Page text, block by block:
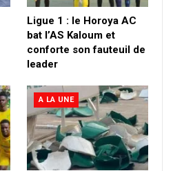
Ligue 1 : le Horoya AC
bat l’AS Kaloum et
conforte son fauteuil de
leader
A LA UNE